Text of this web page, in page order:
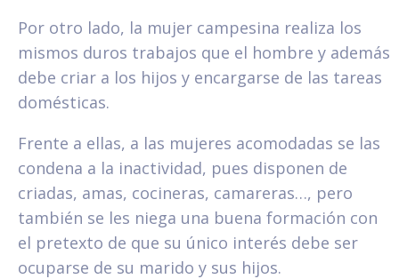
Por otro lado, la mujer campesina realiza los
mismos duros trabajos que el hombre y además
debe criar a los hijos y encargarse de las tareas
domésticas.
Frente a ellas, a las mujeres acomodadas se las
condena a la inactividad, pues disponen de
criadas, amas, cocineras, camareras…, pero
también se les niega una buena formación con
el pretexto de que su único interés debe ser
ocuparse de su marido y sus hijos.